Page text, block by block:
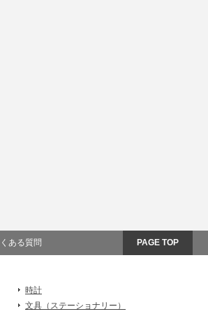
ある質問 PAGE TOP
時計
文具（ステーショナリー）